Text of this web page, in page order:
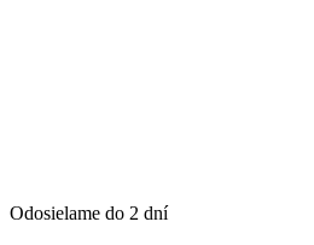
Odosielame do 2 dní